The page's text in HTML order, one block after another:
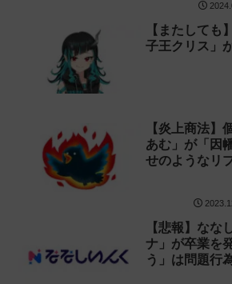
【またしても
子王クリス」
【炎上商法】
あむ」が「因
せのようなリ
【悲報】なな
ナ」が卒業を
う」は問題行